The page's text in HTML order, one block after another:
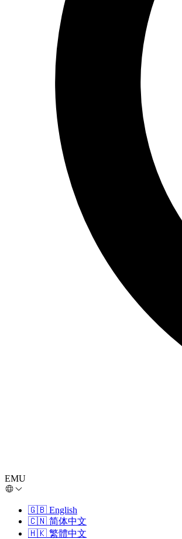
EMU
🇬🇧 English
🇨🇳 简体中文
🇭🇰 繁體中文